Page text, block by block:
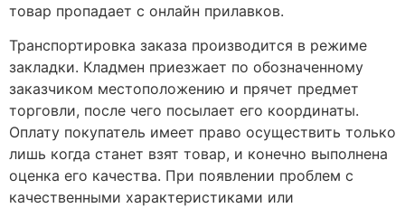
товар пропадает с онлайн прилавков.
Транспортировка заказа производится в режиме
закладки. Кладмен приезжает по обозначенному
заказчиком местоположению и прячет предмет
торговли, после чего посылает его координаты.
Оплату покупатель имеет право осуществить только
лишь когда станет взят товар, и конечно выполнена
оценка его качества. При появлении проблем с
качественными характеристиками или